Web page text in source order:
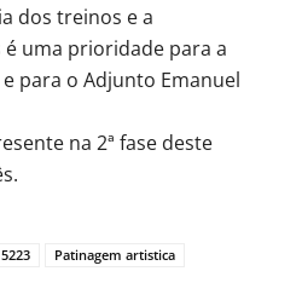
dos treinos e a
uma prioridade para a
para o Adjunto Emanuel
na 2ª fase deste
Patinagem artistica